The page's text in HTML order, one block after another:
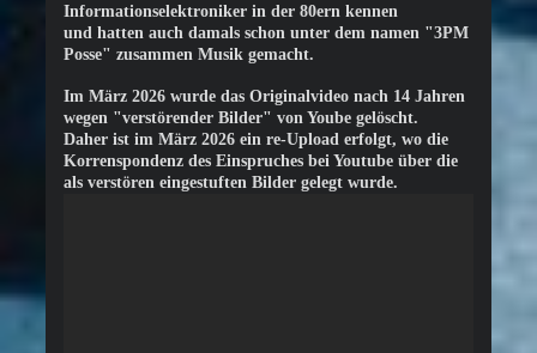
Informationselektroniker in der 80ern kennen
und hatten auch damals schon unter dem namen "3PM
Posse" zusammen Musik gemacht.
Im März 2026 wurde das Originalvideo nach 14 Jahren
wegen "verstörender Bilder" von Yoube gelöscht.
Daher ist im März 2026 ein re-Upload erfolgt, wo die
Korrenspondenz des Einspruches bei Youtube über die
als verstören eingestuften Bilder gelegt wurde.